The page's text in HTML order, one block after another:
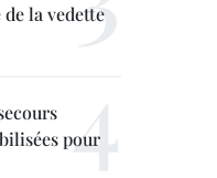
la vedette
pour